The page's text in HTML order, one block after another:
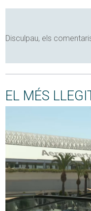
Disculpau, els
EL MÉS